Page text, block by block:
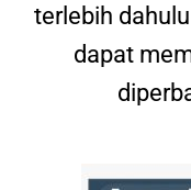
terlebih
dapat